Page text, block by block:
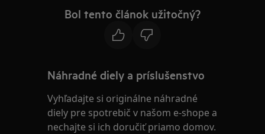
Bol tento článok užitočný?
Náhradné diely a príslušenstvo
Vyhľadajte si originálne náhradné
diely pre spotrebič v našom e-shope a
nechajte si ich doručiť priamo domov.